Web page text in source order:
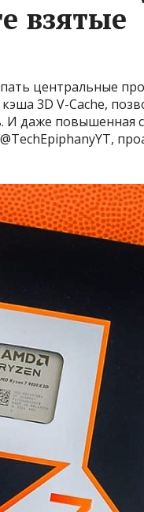
взятые
центральные
3D V-Cache,
даже повышенная